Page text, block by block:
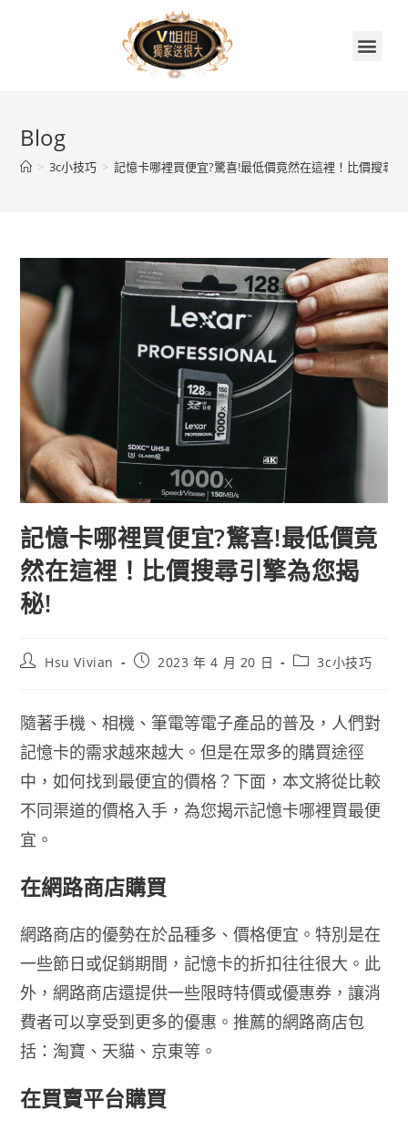
Blog
> 3c小技巧 > 記憶卡哪裡買便宜?驚喜!最低價竟然在這裡！比價搜尋
記憶卡哪裡買便宜?驚喜!最低價竟
然在這裡！比價搜尋引擎為您揭
秘!
Hsu Vivian 2023 年 4 月 20 日 3c小技巧
隨著手機、相機、筆電等電子產品的普及，人們對
記憶卡的需求越來越大。但是在眾多的購買途徑
中，如何找到最便宜的價格？下面，本文將從比較
不同渠道的價格入手，為您揭示記憶卡哪裡買最便
宜。
在網路商店購買
網路商店的優勢在於品種多、價格便宜。特別是在
一些節日或促銷期間，記憶卡的折扣往往很大。此
外，網路商店還提供一些限時特價或優惠券，讓消
費者可以享受到更多的優惠。推薦的網路商店包
括：淘寶、天貓、京東等。
在買賣平台購買